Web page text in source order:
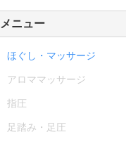
メニュー
ほぐし・マッサージ
アロママッサージ
指圧
足踏み・足圧